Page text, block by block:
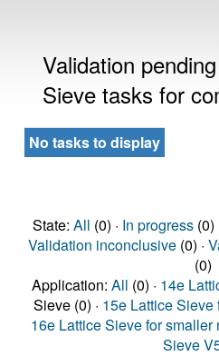
Validation
Sieve tasks for
No tasks to display
State: All (0) · In progress(0)
Validation inconclusive(0) ·
(0)
Application: All (0) · 14e
Sieve (0) · 15e Lattice
16e Lattice Sieve for smaller
Sieve